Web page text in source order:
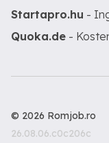
Startapro.hu -
Quoka.de -
© 2026 Romjob.ro
26.08.06.c0c206c